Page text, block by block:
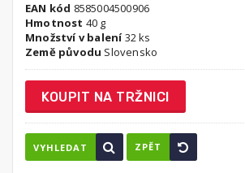
EAN kód 8585004500906
Hmotnost 40 g
Množství v balení32 ks
Země původu Slovensko
KOUPIT NA TRŽNICI
VYHLEDAT ZPĚT